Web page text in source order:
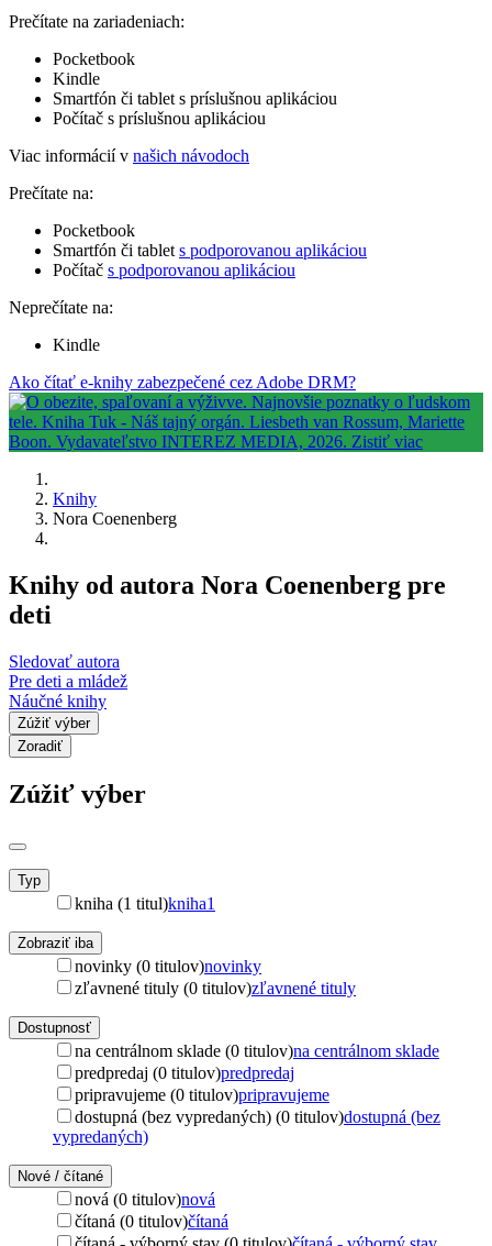
Prečítate na zariadeniach:
Pocketbook
Kindle
Smartfón či tablet s príslušnou aplikáciou
Počítač s príslušnou aplikáciou
Viac informácií v našich návodoch
Prečítate na:
Pocketbook
Smartfón či tablet s podporovanou aplikáciou
Počítač s podporovanou aplikáciou
Neprečítate na:
Kindle
Ako čítať e-knihy zabezpečené cez Adobe DRM?
Knihy
Nora Coenenberg
Knihy od autora Nora Coenenberg pre
deti
Sledovať autora
Pre deti a mládež
Náučné knihy
Zúžiť výber
Zoradiť
Zúžiť výber
Typ
kniha (1 titul)kniha1
Zobraziť iba
novinky (0 titulov)novinky
zľavnené tituly (0 titulov)zľavnené tituly
Dostupnosť
na centrálnom sklade (0 titulov)na centrálnom sklade
predpredaj (0 titulov)predpredaj
pripravujeme (0 titulov)pripravujeme
dostupná (bez vypredaných) (0 titulov)dostupná (bez
vypredaných)
Nové / čítané
nová (0 titulov)nová
čítaná (0 titulov)čítaná